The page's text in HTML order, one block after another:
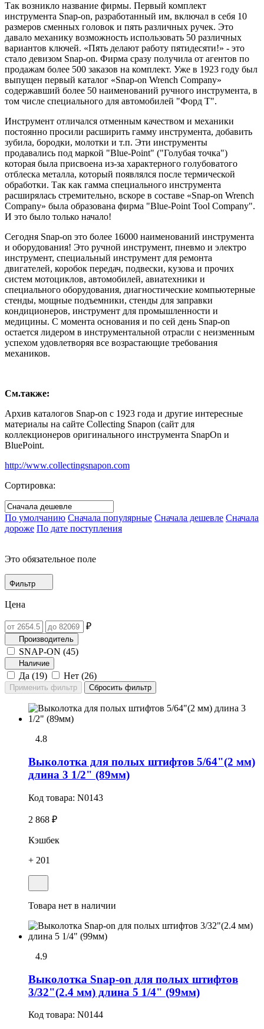
Так возникло название фирмы. Первый комплект
инструмента Snap-on, разработанный им, включал в себя 10
размеров сменных головок и пять различных ручек. Это
давало механику возможность использовать 50 различных
вариантов ключей. «Пять делают работу пятидесяти!» - это
стало девизом Snap-on. Фирма сразу получила от агентов по
продажам более 500 заказов на комплект. Уже в 1923 году был
выпущен первый каталог «Snap-on Wrench Company»
содержавший более 50 наименований ручного инструмента, в
том числе специального для автомобилей "Форд Т".
Инструмент отличался отменным качеством и механики
постоянно просили расширить гамму инструмента, добавить
зубила, бородки, молотки и т.п. Эти инструменты
продавались под маркой "Blue-Point" ("Голубая точка")
которая была присвоена из-за характерного голубоватого
отблеска металла, который появлялся после термической
обработки. Так как гамма специального инструмента
расширялась стремительно, вскоре в составе «Snap-on Wrench
Company» была образована фирма "Blue-Point Tool Company".
И это было только начало!
Сегодня Snap-on это более 16000 наименований инструмента
и оборудования! Это ручной инструмент, пневмо и электро
инструмент, специальный инструмент для ремонта
двигателей, коробок передач, подвески, кузова и прочих
систем мотоциклов, автомобилей, авиатехники и
специального оборудования, диагностические компьютерные
стенды, мощные подъемники, стенды для заправки
кондиционеров, инструмент для промышленности и
медицины. С момента основания и по сей день Snap-on
остается лидером в инструментальной отрасли с неизменным
успехом удовлетворяя все возрастающие требования
механиков.
См.также:
Архив каталогов Snap-on с 1923 года и другие интересные
материалы на сайте Collecting Snapon (сайт для
коллекционеров оригинального инструмента SnapOn и
BluePoint.
http://www.collectingsnapon.com
Сортировка:
По умолчанию Сначала популярные Сначала дешевле Сначала
дороже По дате поступления
Это обязательное поле
Фильтр
Цена
₽
Производитель
SNAP-ON (45)
Наличие
Да (19) Нет (26)
4.8
Выколотка для полых штифтов 5/64"(2 мм)
длина 3 1/2" (89мм)
Код товара: N0143
2 868 ₽
Кэшбек
+ 201
Товара нет в наличии
4.9
Выколотка Snap-on для полых штифтов
3/32"(2.4 мм) длина 5 1/4" (99мм)
Код товара: N0144